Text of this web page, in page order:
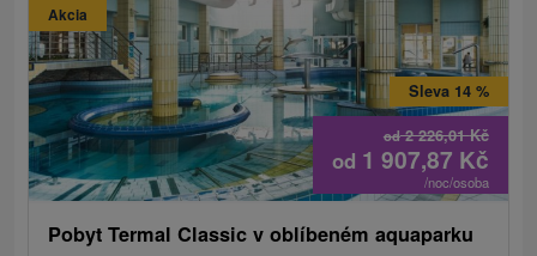
Akcia
od2 226,01Kč
Sleva 14 %
od 1 907,87 Kč
/noc/osoba
Pobyt Termal Classic v oblíbeném aquaparku